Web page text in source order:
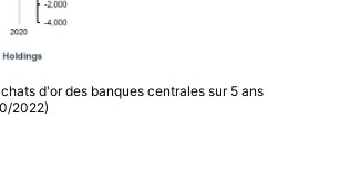
d'or des banques centrales sur 5 ans
2022)